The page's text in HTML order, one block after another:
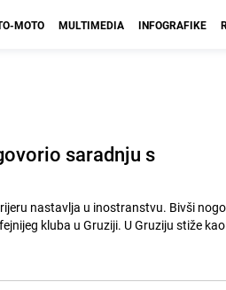
MOTO MULTIMEDIA INFOGRAFIKE
saradnju s
nastavlja u inostranstvu. Bivši
kluba u Gruziji. U Gruziju stiže